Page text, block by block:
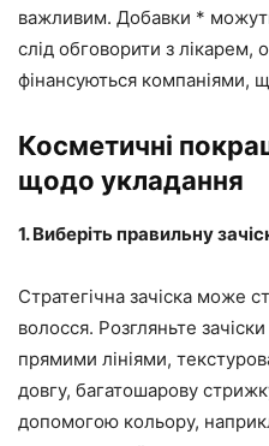
важливим. Добавки *
слід обговорити з лікарем,
фінансуються компаніями,
Косметичні
щодо укладання
1. Виберіть правильну
Стратегічна зачіска може
волосся. Розгляньте
прямими лініями,
довгу, багатошарову
допомогою кольору,